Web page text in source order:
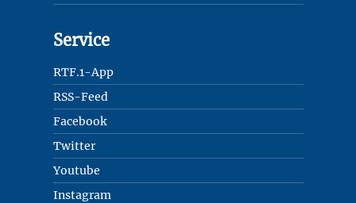
Service
RTF.1-App
RSS-Feed
Facebook
Twitter
Youtube
Instagram